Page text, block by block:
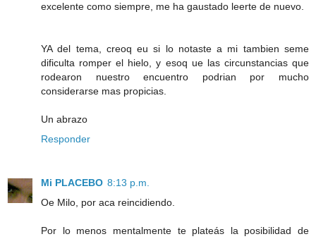
excelente como siempre, me ha gaustado leerte de nuevo.
YA del tema, creoq eu si lo notaste a mi tambien seme
dificulta romper el hielo, y esoq ue las circunstancias que
rodearon nuestro encuentro podrian por mucho
considerarse mas propicias.
Un abrazo
Responder
Mi PLACEBO 8:13 p.m.
Oe Milo, por aca reincidiendo.
Por lo menos mentalmente te plateás la posibilidad de